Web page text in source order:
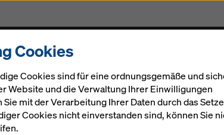
Projekte
Cookies
Cookies sind für eine ordnungsgemäße und
Website und die Verwaltung Ihrer Einwilligungen
mit der Verarbeitung Ihrer Daten durch das
Cookies nicht einverstanden sind, können Sie